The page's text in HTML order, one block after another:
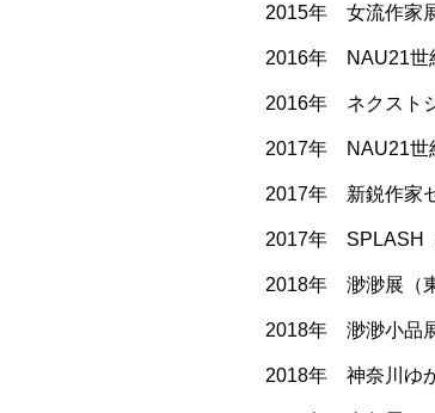
2015年 女流作家
2016年 NAU21世
2016年 ネクスト
2017年 NAU21世
2017年 新鋭作家
2017年 SPLASH
2018年 渺渺展（
2018年 渺渺小品
2018年 神奈川ゆ